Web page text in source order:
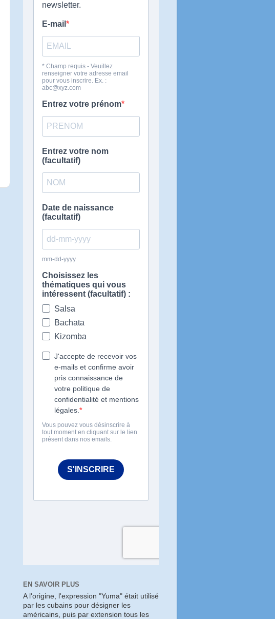
EN SAVOIR PLUS
A l'origine, l'expression "Yuma" était utilisé
par les cubains pour désigner les
américains, puis par extension tous les